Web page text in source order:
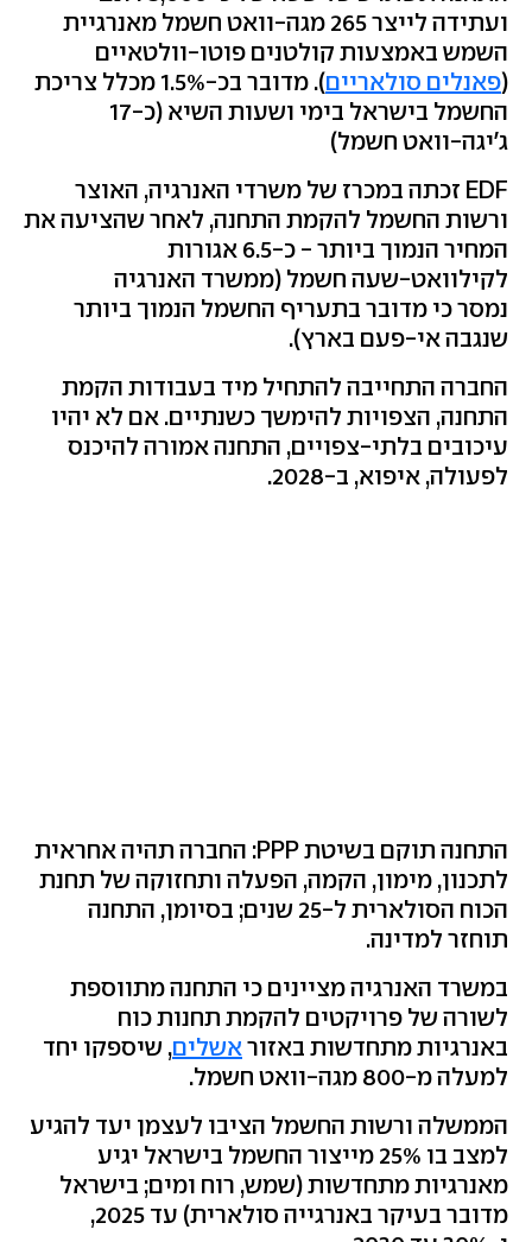
ועתידה לייצר 265 מגה-וואט חשמל מאנרגיית
השמש באמצעות קולטנים פוטו-וולטאיים
(פאנלים סולאריים
). מדובר בכ-1.5% מכלל צריכת
החשמל בישראל בימי ושעות השיא (כ-17
ג'יגה-וואט חשמל)
EDF זכתה במכרז של משרדי האנרגיה, האוצר
ורשות החשמל להקמת התחנה, לאחר שהציעה את
המחיר הנמוך ביותר - כ-6.5 אגורות
לקילוואט-שעה חשמל (ממשרד האנרגיה
נמסר כי מדובר בתעריף החשמל הנמוך ביותר
שנגבה אי-פעם בארץ).
החברה התחייבה להתחיל מיד בעבודות הקמת
התחנה, הצפויות להימשך כשנתיים. אם לא יהיו
עיכובים בלתי-צפויים, התחנה אמורה להיכנס
לפעולה, איפוא, ב-2028.
התחנה תוקם בשיטת PPP: החברה תהיה אחראית
לתכנון, מימון, הקמה, הפעלה ותחזוקה של תחנת
הכוח הסולארית ל-25 שנים; בסיומן, התחנה
תוחזר למדינה.
במשרד האנרגיה מציינים כי התחנה מתווספת
לשורה של פרויקטים להקמת תחנות כוח
באנרגיות מתחדשות באזוראשלים, שיספקו יחד
למעלה מ-800 מגה-וואט חשמל.
הממשלה ורשות החשמל הציבו לעצמן יעד להגיע
למצב בו 25% מייצור החשמל בישראל יגיע
מאנרגיות מתחדשות (שמש, רוח ומים; בישראל
מדובר בעיקר באנרגייה סולארית) עד 2025,